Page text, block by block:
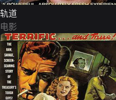
轨道
电影